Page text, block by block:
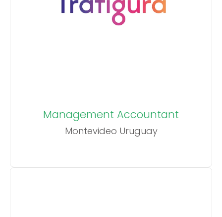
Management Accountant
Montevideo Uruguay